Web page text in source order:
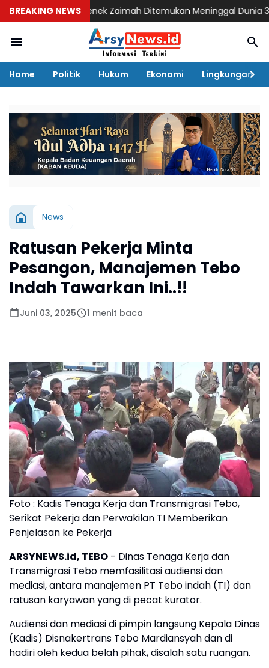
BREAKING NEWS
Kapolri Nenek Zaimah Ditemukan Meninggal Dunia 3 KM dari
Home Politik Hukum Ekonomi Lingkungan
News
Ratusan Pekerja Minta
Pesangon, Manajemen Tebo
Indah Tawarkan Ini..!!
Juni 03, 2025 1 menit baca
Foto : Kadis Tenaga Kerja dan Transmigrasi Tebo,
Serikat Pekerja dan Perwakilan TI Memberikan
Penjelasan ke Pekerja
ARSYNEWS.id, TEBO - Dinas Tenaga Kerja dan
Transmigrasi Tebo memfasilitasi audiensi dan
mediasi, antara manajemen PT Tebo indah (TI) dan
ratusan karyawan yang di pecat kurator.
Audiensi dan mediasi di pimpin langsung Kepala Dinas
(Kadis) Disnakertrans Tebo Mardiansyah dan di
hadiri oleh kedua belah pihak, disalah satu ruangan.